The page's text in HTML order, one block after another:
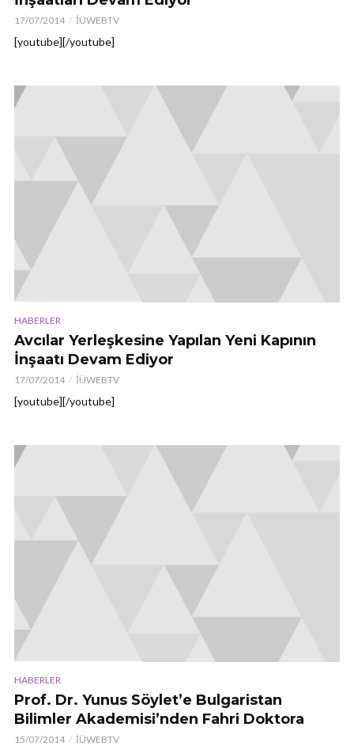
17/07/2014 İÜWEBTV
[youtube][/youtube]
HABERLER
Avcılar Yerleşkesine Yapılan Yeni Kapının
İnşaatı Devam Ediyor
17/07/2014 İÜWEBTV
[youtube][/youtube]
HABERLER
Prof. Dr. Yunus Söylet’e Bulgaristan
Bilimler Akademisi’nden Fahri Doktora
15/07/2014 İÜWEBTV